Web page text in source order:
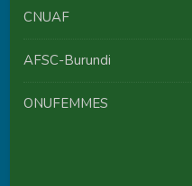
CNUAF
AFSC-Burundi
ONUFEMMES